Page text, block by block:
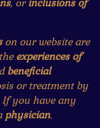
, orinclusions of
on our website are
experiences of
beneficial
or treatment by
If you have any
physician.